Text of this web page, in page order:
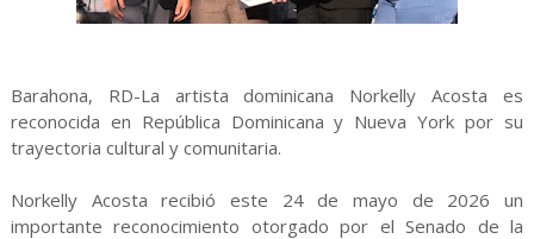
Barahona, RD-La artista dominicana Norkelly Acosta es
reconocida en República Dominicana y Nueva York por su
trayectoria cultural y comunitaria.
Norkelly Acosta recibió este 24 de mayo de 2026 un
importante reconocimiento otorgado por el Senado de la